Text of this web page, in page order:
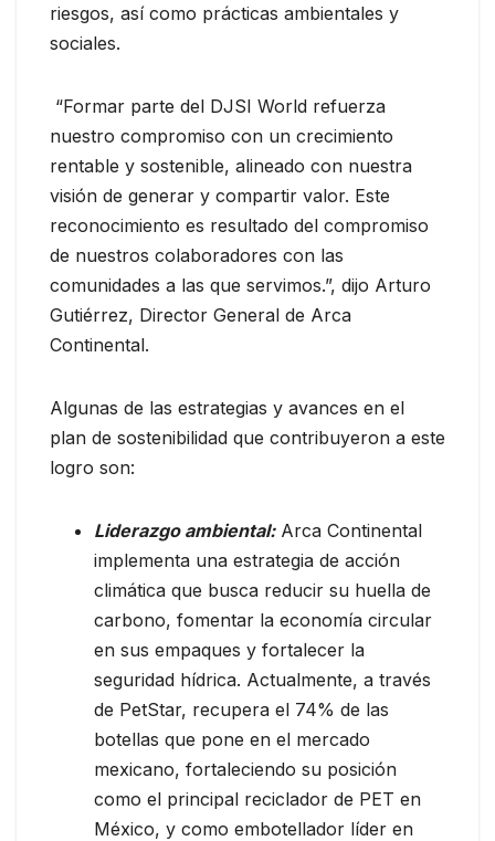
riesgos, así como prácticas ambientales y
sociales.
“Formar parte del DJSI World refuerza
nuestro compromiso con un crecimiento
rentable y sostenible, alineado con nuestra
visión de generar y compartir valor. Este
reconocimiento es resultado del compromiso
de nuestros colaboradores con las
comunidades a las que servimos.”, dijo Arturo
Gutiérrez, Director General de Arca
Continental.
Algunas de las estrategias y avances en el
plan de sostenibilidad que contribuyeron a este
logro son:
Liderazgo ambiental:Arca Continental
implementa una estrategia de acción
climática que busca reducir su huella de
carbono, fomentar la economía circular
en sus empaques y fortalecer la
seguridad hídrica. Actualmente, a través
de PetStar, recupera el 74% de las
botellas que pone en el mercado
mexicano, fortaleciendo su posición
como el principal reciclador de PET en
México, y como embotellador líder en